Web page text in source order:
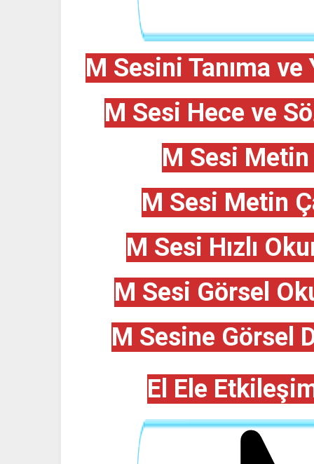
M Sesini Tanıma ve
M Sesi Hece ve
M Sesi Metin
M Sesi Metin
M Sesi Hızlı
M Sesi Görsel
M Sesine Görsel
El Ele